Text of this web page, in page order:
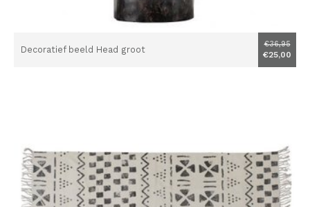
Decoratief beeld Head groot
€36,95
€25,00